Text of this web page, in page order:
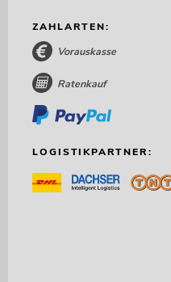
ZAHLARTEN:
Vorauskasse
Ratenkauf
LOGISTIKPARTNER: